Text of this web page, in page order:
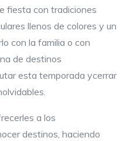
fiesta con tradiciones
llenos de colores y un
con la familia o con
de destinos
esta temporada ycerrar
a los
destinos, haciendo